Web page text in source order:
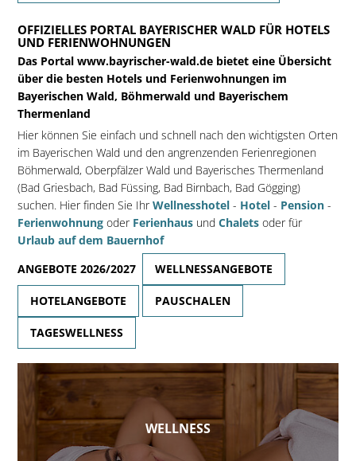
OFFIZIELLES PORTAL BAYERISCHER WALD FÜR HOTELS
UND FERIENWOHNUNGEN
Das Portal www.bayrischer-wald.de bietet eine Übersicht
über die besten Hotels und Ferienwohnungen im
Bayerischen Wald, Böhmerwald und Bayerischem
Thermenland
Hier können Sie einfach und schnell nach den wichtigsten Orten
im Bayerischen Wald und den angrenzenden Ferienregionen
Böhmerwald, Oberpfälzer Wald und Bayerisches Thermenland
(Bad Griesbach, Bad Füssing, Bad Birnbach, Bad Gögging)
suchen. Hier finden Sie IhrWellnesshotel - Hotel - Pension -
Ferienwohnungoder Ferienhaus und Chaletsoder für
Urlaub auf dem Bauernhof
ANGEBOTE 2026/2027
WELLNESSANGEBOTE
HOTELANGEBOTE PAUSCHALEN
TAGESWELLNESS
WELLNESS